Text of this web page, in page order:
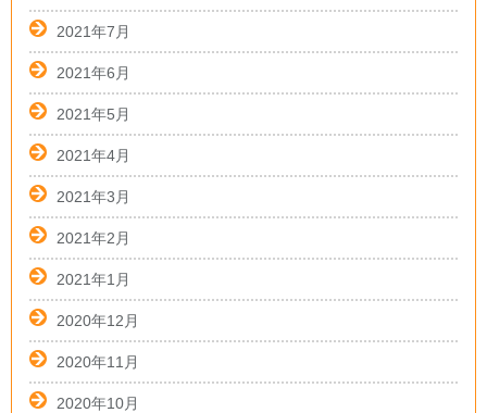
2021年7月
2021年6月
2021年5月
2021年4月
2021年3月
2021年2月
2021年1月
2020年12月
2020年11月
2020年10月